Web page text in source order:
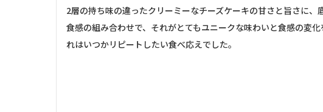
2層の持ち味の違ったクリーミーなチーズケーキの甘さと旨さに
食感の組み合わせで、それがとてもユニークな味わいと食感の変
れはいつかリピートしたい食べ応えでした。